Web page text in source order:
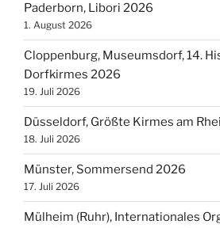
Paderborn, Libori 2026
1. August 2026
Cloppenburg, Museumsdorf, 14.
Dorfkirmes 2026
19. Juli 2026
Düsseldorf, Größte Kirmes am
18. Juli 2026
Münster, Sommersend 2026
17. Juli 2026
Mülheim (Ruhr), Internationales